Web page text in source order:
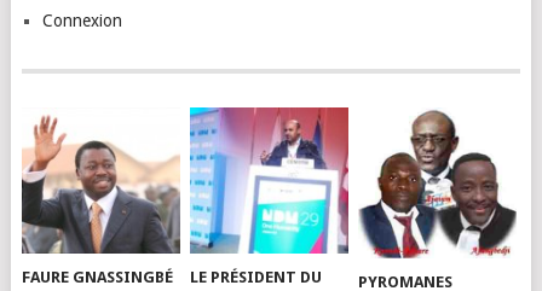
Connexion
FAURE GNASSINGBÉ LE PRÉSIDENT DU PYROMANES